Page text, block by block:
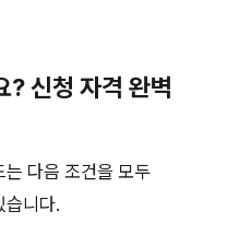
? 신청 자격 완벽
는 다음 조건을 모두
습니다.